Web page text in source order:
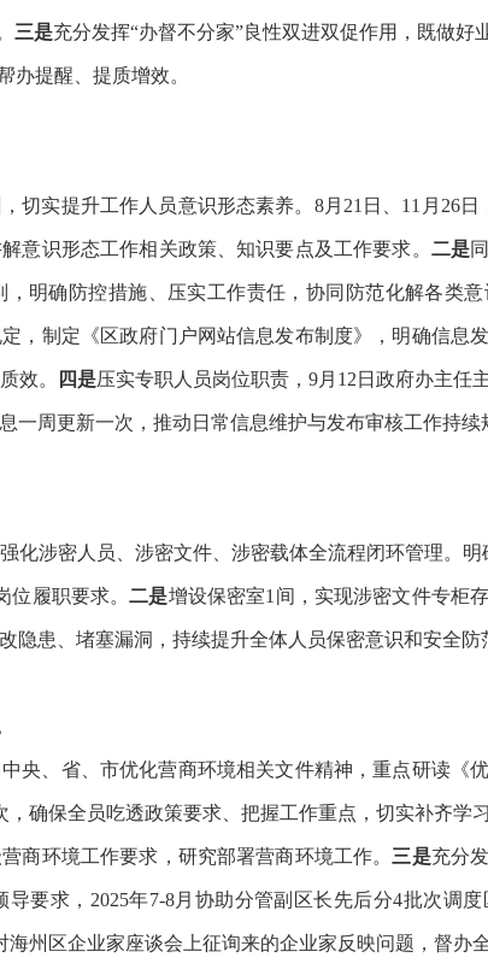
三是充分发挥“办督不分家”良性双进双促作用，既做好
办提醒、提质增效。
切实提升工作人员意识形态素养。 8月21日、11月26
意识形态工作相关政策、知识要点及工作要求。 二是
明确防控措施、压实工作责任，协同防范化解各类
，制定《区政府门户网站信息发布制度》，明确信息
效。 四是压实专职人员岗位职责，9月12日政府办主任
一周更新一次 ，推动 日常信息维护与发布审核工作持续
化涉密人员、涉密文件、涉密载体全流程闭环管理。
位履职要求。二是增设保密室1间，实现涉密文件专柜
隐患、堵塞漏洞，持续提升全体人员保密意识和安全防
央、省、市优化营商环境相关文件精神，重点研读《
，确保全员吃透政策要求、把握工作重点，切实补齐学
商环境工作要求，研究部署营商环境工作。 三是充分
要求， 2025年7-8月协助分管副区长先后分4批次调
州区企业家座谈会上征询来的企业家反映问题，督办